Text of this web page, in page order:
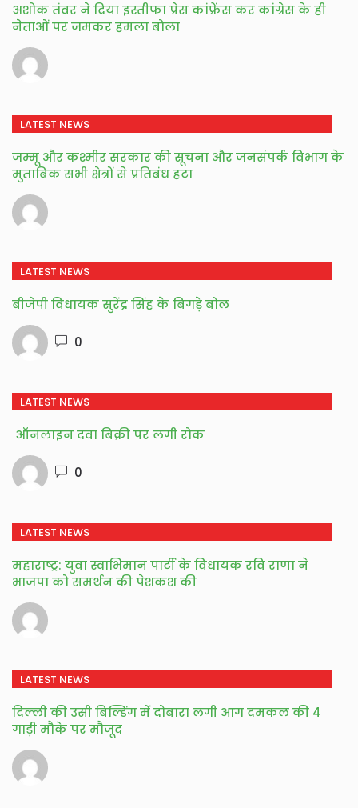
अशोक तंवर ने दिया इस्तीफा प्रेस कांफ्रेंस कर कांग्रेस के ही
नेताओं पर जमकर हमला बोला
LATEST NEWS
जम्मू और कश्मीर सरकार की सूचना और जनसंपर्क विभाग के
मुताबिक सभी क्षेत्रों से प्रतिबंध हटा
LATEST NEWS
बीजेपी विधायक सुरेंद्र सिंह के बिगड़े बोल
0
LATEST NEWS
ऑनलाइन दवा बिक्री पर लगी रोक
0
LATEST NEWS
महाराष्ट्र: युवा स्वाभिमान पार्टी के विधायक रवि राणा ने
भाजपा को समर्थन की पेशकश की
LATEST NEWS
दिल्ली की उसी बिल्डिंग में दोबारा लगी आग दमकल की 4
गाड़ी मौके पर मौजूद